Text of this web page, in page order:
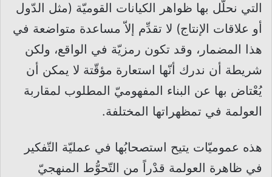
التي نحلّل بها ظواهر الكيانات القوميّة (مثل الدّول
أو علاقات الإنتاج) لا تقدِّم إلاّ مساعدة متواضعة في
هذا المضمار، وقد تكون رمزيّة في الواقع، ولكن
شريطة أن ندرك أنّها استعارة مؤقّتة لا يمكن أن
يُعْتاض بها عن البناء المفهوميّ المطلوب لمقاربة
العولمة في تمظهراتها المختلفة.
هذه عموميّات يتيح استصحابُها في عمليّة التّفكير
في ظاهرة العولمة قدْراً من التّحوُّط المنهجيّ